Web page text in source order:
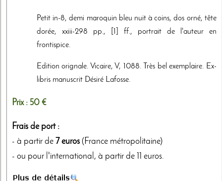
Petit in-8, demi maroquin bleu nuit à coins, dos orné, tête
dorée, xxiii-298 pp., [1] ff., portrait de l'auteur en
frontispice.
Edition orignale. Vicaire, V, 1088. Très bel exemplaire. Ex-
libris manuscrit Désiré Lafosse.
Prix : 50 €
Frais de port :
- à partir de 7 euros (France métropolitaine)
- ou pour l'international, à partir de 11 euros.